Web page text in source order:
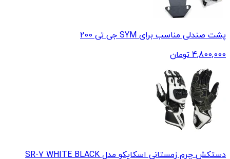
پشت صندلی مناسب برای SYM جی تی 200
4,800,000 تومان
دستکش چرم زمستانی اسکایکو مدل SR-7 WHITE BLACK